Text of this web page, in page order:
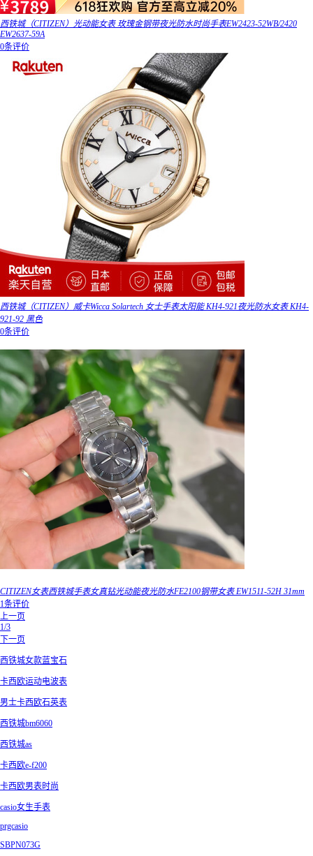
西铁城（CITIZEN）光动能女表 玫瑰金钢带夜光防水时尚手表EW2423-52WB/2420
EW2637-59A
0条评价
西铁城（CITIZEN）威卡Wicca Solartech 女士手表太阳能 KH4-921夜光防水女表 KH4-
921-92 黑色
0条评价
CITIZEN女表西铁城手表女真钻光动能夜光防水FE2100钢带女表 EW1511-52H 31mm
1条评价
上一页
1/3
下一页
西铁城女款蓝宝石
卡西欧运动电波表
男士卡西欧石英表
西铁城bm6060
西铁城as
卡西欧e-f200
卡西欧男表时尚
casio女生手表
prgcasio
SBPN073G